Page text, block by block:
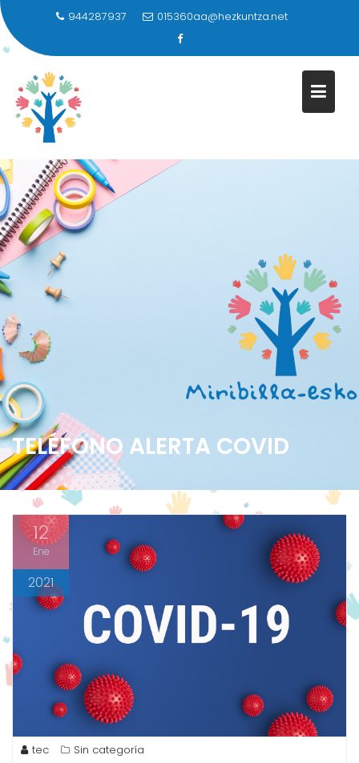
944287937 015360aa@hezkuntza.net
TELÉFONO ALERTA COVID
12
Ene
2021
tec Sin categoría